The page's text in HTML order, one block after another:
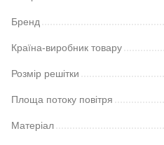
Бренд
Країна-виробник товару
Розмір решітки
Площа потоку повітря
Матеріал